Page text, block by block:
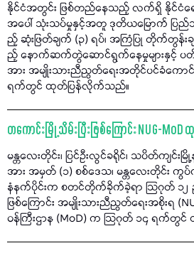
နိုင်ငံအတွင်း ဖြစ်တည်နေသည့် လက်ရှိ နိုင်ငံရေး၊
အပေါ် သုံးသပ်မှုနှင့်အတူ ဒုတိယမြောက် ပြ
ည့် ဆုံးဖြတ်ချက် (၃) ရပ်၊ အကြံပြု တိုက်တွန်
ည့် နောက်ဆက်တွဲဆောင်ရွက်နေမှုများနှင့်
အား အမျိုးသားညီညွတ်ရေးအတိုင်ပင်ခံကော
ရက်တွင် ထုတ်ပြန်လိုက်သည်။
တကောင်းမြို့ သိမ်းပြီးဖြစ်ကြောင်း NUG-MoD
မန္တလေးတိုင်း၊ ပြင်ဦးလွင်ခရိုင်၊ သပိတ်ကျင်
အား အမှတ် (၁) စစ်ဒေသ၊ မန္တလေးတိုင်း ကွ
နံနက်ပိုင်းက စတင်တိုက်ခိုက်ခဲ့ရာ သြဂုတ် ၁၂
ဖြစ်ကြောင်း အမျိုးသားညီညွတ်ရေးအစိုးရ
ဝန်ကြီးဌာန (MoD) က သြဂုတ် ၁၄ ရက်တွ